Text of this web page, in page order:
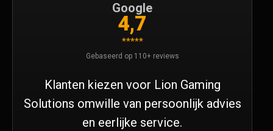
Google
4,7
*****
Gebaseerd op 110+ reviews
Klanten kiezen voor Lion Gaming
Solutions omwille van persoonlijk advies
en eerlijke service.